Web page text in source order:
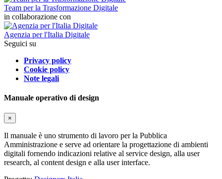
Team per la Trasformazione Digitale
in collaborazione con
Agenzia per l'Italia Digitale
Seguici su
Privacy policy
Cookie policy
Note legali
Manuale operativo di design
×
Il manuale è uno strumento di lavoro per la Pubblica
Amministrazione e serve ad orientare la progettazione di ambienti
digitali fornendo indicazioni relative al service design, alla user
research, al content design e alla user interface.